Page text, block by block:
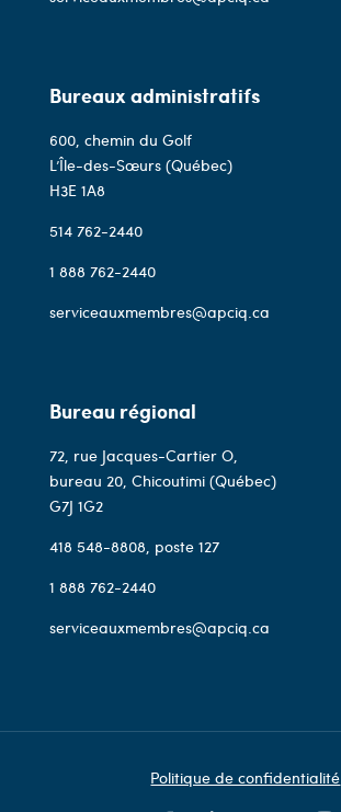
Bureaux administratifs
600, chemin du Golf
L’Île-des-Sœurs (Québec)
H3E 1A8
514 762-2440
1 888 762-2440
serviceauxmembres@apciq.ca
Bureau régional
72, rue Jacques-Cartier O,
bureau 20, Chicoutimi (Québec)
G7J 1G2
418 548-8808, poste 127
1 888 762-2440
serviceauxmembres@apciq.ca
Politique de confidentialité